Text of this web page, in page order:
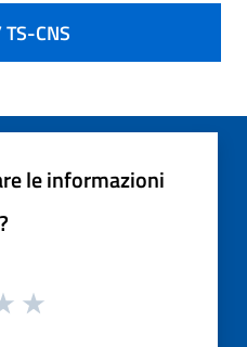
CNS
le informazioni